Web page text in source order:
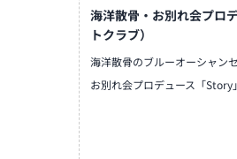
海洋散骨・お別れ会プロ
トクラブ）
海洋散骨のブルーオーシャン
お別れ会プロデュース「Story」